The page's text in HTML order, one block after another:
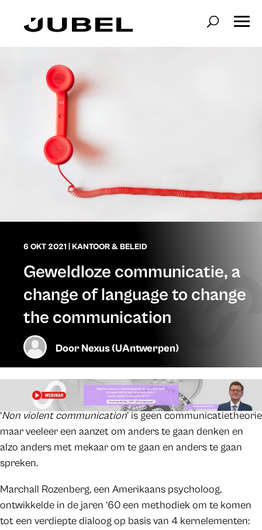
6 OKT 2021 |KANTOOR & BELEID
Geweldloze communicatie, a
change of language to change
the communication
DoorNexus (UAntwerpen)
‘Non violent communication’ is geen communicatietheorie
maar veeleer een aanzet om anders te gaan denken en
alzo anders met mekaar om te gaan en anders te gaan
spreken.
Marchall Rozenberg, een Amerikaans psycholoog,
ontwikkelde in de jaren ‘60 een methodiek om te komen
tot een verdiepte dialoog op basis van 4 kernelementen: